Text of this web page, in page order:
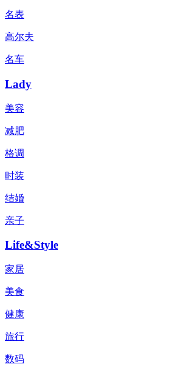
名表
高尔夫
名车
Lady
美容
减肥
格调
时装
结婚
亲子
Life&Style
家居
美食
健康
旅行
数码